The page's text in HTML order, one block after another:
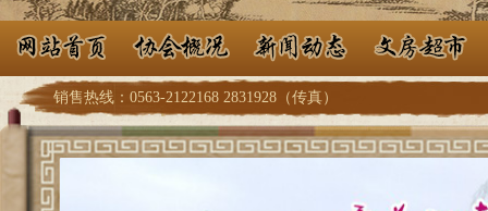
销售热线：0563-2122168 2831928（传真）